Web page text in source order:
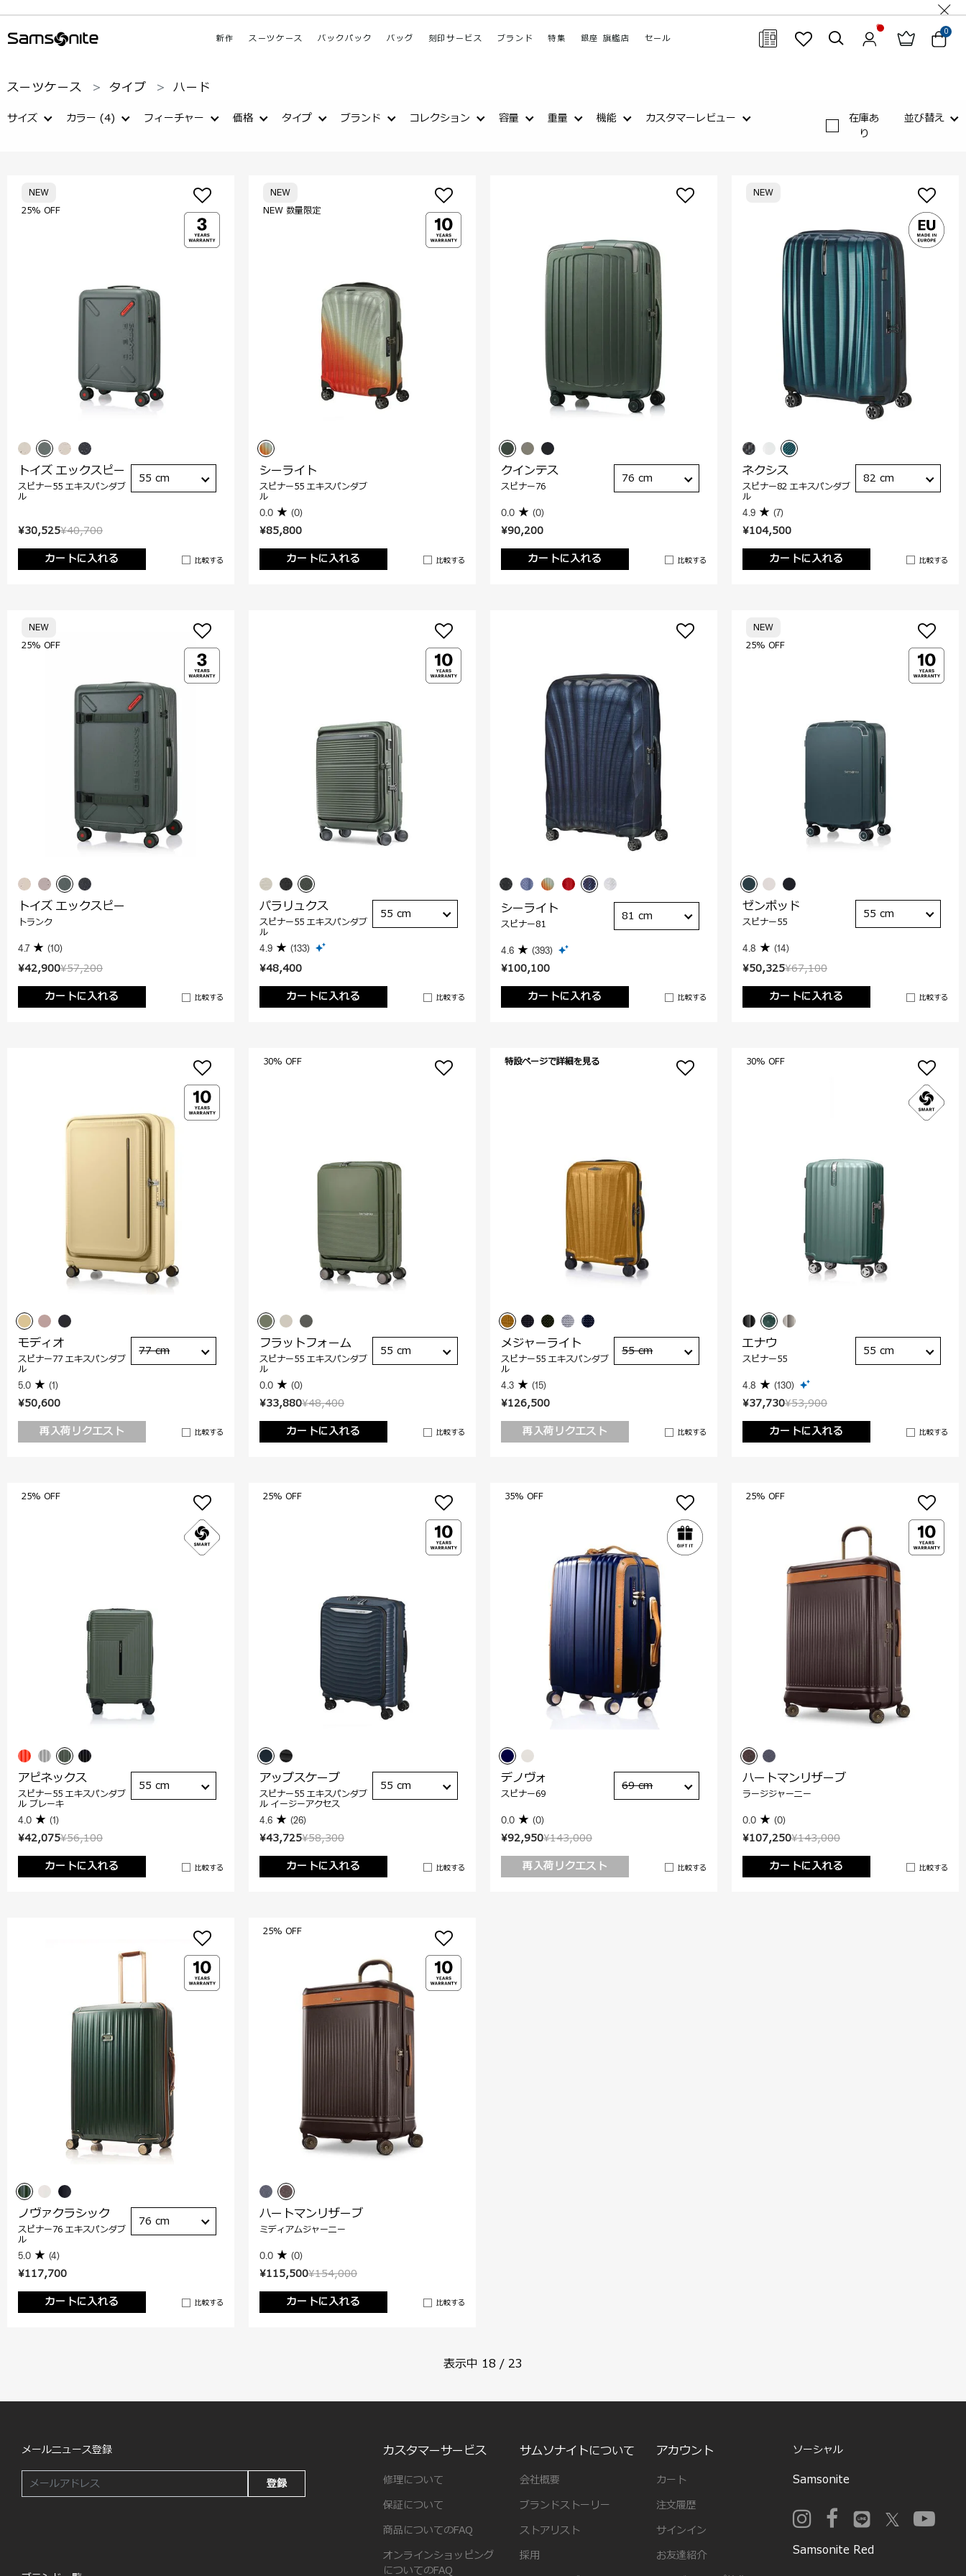
新作 スーツケース バックパック バッグ 刻印サービス ブランド 特集 銀座 旗艦店 セール
0
スーツケース タイプ ハード
サイズ カラー (4) フィーチャー 価格 ブランド コレクション 容量 重量 機能 カスタマーレビュー
タイプ
在庫あ
り
並び替え
¥40,700
¥30,525
カートに入れる
比較する
25% OFF
NEW
トイズ エックスピー
スピナー55 エキスパンダブ
ル
55 cm
¥85,800
カートに入れる
比較する
NEW 数量限定
NEW
シーライト
スピナー55 エキスパンダブ
ル
0.0 (0)
¥90,200
カートに入れる
比較する
クインテス
スピナー76
0.0 (0)
76 cm
¥104,500
カートに入れる
比較する
NEW
ネクシス
スピナー82 エキスパンダブ
ル
4.9 (7)
82 cm
¥57,200
¥42,900
カートに入れる
比較する
25% OFF
NEW
トイズ エックスピー
トランク
4.7 (10)
¥48,400
カートに入れる
比較する
パラリュクス
スピナー55 エキスパンダブ
ル
4.9 (133)
55 cm
¥100,100
カートに入れる
比較する
シーライト
スピナー81
4.6 (393)
81 cm
¥67,100
¥50,325
カートに入れる
比較する
25% OFF
NEW
ゼンポッド
スピナー55
4.8 (14)
55 cm
¥50,600
再入荷リクエスト
比較する
モディオ
スピナー77 エキスパンダブ
ル
5.0 (1)
77 cm
¥48,400
¥33,880
カートに入れる
比較する
30% OFF
フラットフォーム
スピナー55 エキスパンダブ
ル
0.0 (0)
55 cm
¥126,500
再入荷リクエスト
比較する
特設ページで詳細を見る
メジャーライト
スピナー55 エキスパンダブ
ル
4.3 (15)
55 cm
¥53,900
¥37,730
カートに入れる
比較する
30% OFF
エナウ
スピナー55
4.8 (130)
55 cm
¥56,100
¥42,075
カートに入れる
比較する
25% OFF
アピネックス
スピナー55 エキスパンダブ
ル ブレーキ
4.0 (1)
55 cm
¥58,300
¥43,725
カートに入れる
比較する
25% OFF
アップスケープ
スピナー55 エキスパンダブ
ル イージーアクセス
4.6 (26)
55 cm
¥143,000
¥92,950
再入荷リクエスト
比較する
35% OFF
デノヴォ
スピナー69
0.0 (0)
69 cm
¥143,000
¥107,250
カートに入れる
比較する
25% OFF
ハートマンリザーブ
ラージジャーニー
0.0 (0)
¥117,700
カートに入れる
比較する
ノヴァクラシック
スピナー76 エキスパンダブ
ル
5.0 (4)
76 cm
¥154,000
¥115,500
カートに入れる
比較する
25% OFF
ハートマンリザーブ
ミディアムジャーニー
0.0 (0)
表示中 18 / 23
メールニュース登録
登録
カスタマーサービス
修理について
保証について
商品についてのFAQ
オンラインショッピング
についてのFAQ
サムソナイトについて
会社概要
ブランドストーリー
ストアリスト
採用
アカウント
カート
注文履歴
サインイン
お友達紹介
ソーシャル
Samsonite
Samsonite Red